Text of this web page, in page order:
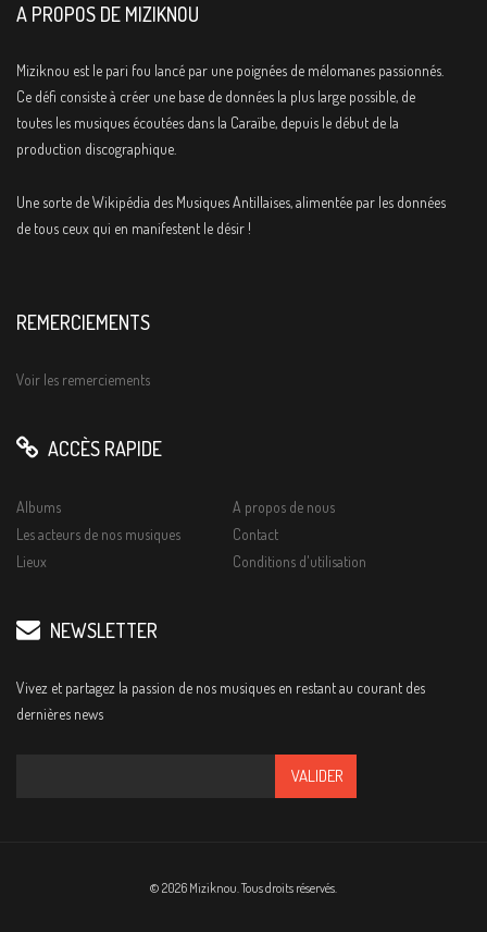
A PROPOS DE MIZIKNOU
Miziknou est le pari fou lancé par une poignées de mélomanes passionnés.
Ce défi consiste à créer une base de données la plus large possible, de
toutes les musiques écoutées dans la Caraïbe, depuis le début de la
production discographique.
Une sorte de Wikipédia des Musiques Antillaises, alimentée par les données
de tous ceux qui en manifestent le désir !
REMERCIEMENTS
Voir les remerciements
ACCÈS RAPIDE
Albums
Les acteurs de nos musiques
Lieux
A propos de nous
Contact
Conditions d'utilisation
NEWSLETTER
Vivez et partagez la passion de nos musiques en restant au courant des
dernières news
© 2026 Miziknou. Tous droits réservés.